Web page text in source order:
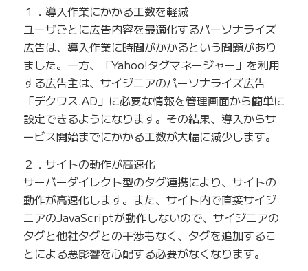
１．導入作業にかかる工数を軽減
ユーザごとに広告内容を最適化するパーソナライズ
広告は、導入作業に時間がかかるという問題があり
ました。一方、「Yahoo!タグマネージャー」を利用
する広告主は、サイジニアのパーソナライズ広告
「デクワス.AD」に必要な情報を管理画面から簡単に
設定できるようになります。その結果、導入からサ
ービス開始までにかかる工数が大幅に減少します。
２．サイトの動作が高速化
サーバーダイレクト型のタグ連携により、サイトの
動作が高速化します。また、サイト内で直接サイジ
ニアのJavaScriptが動作しないので、サイジニアの
タグと他社タグとの干渉もなく、タグを追加するこ
とによる悪影響を心配する必要がなくなります。